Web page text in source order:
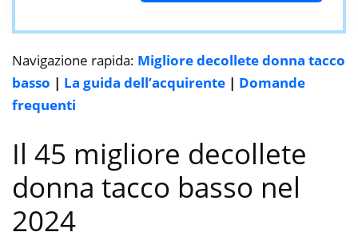
Navigazione rapida: Migliore decollete donna tacco
basso | La guida dell’acquirente | Domande
frequenti
Il 45 migliore decollete
donna tacco basso nel
2024